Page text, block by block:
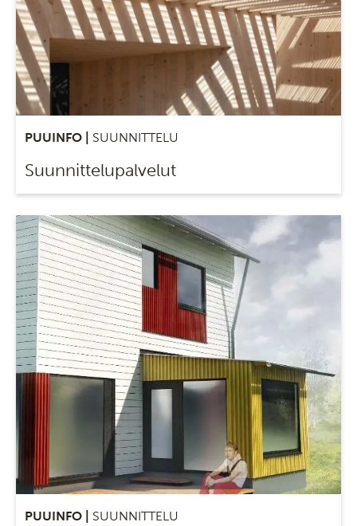
PUUINFO | SUUNNITTELU
Suunnittelupalvelut
PUUINFO | SUUNNITTELU